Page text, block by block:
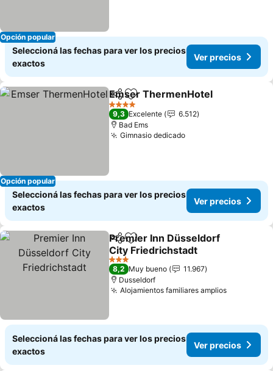
Opción popular
Seleccioná las fechas para ver los precios
exactos
Ver precios
Opción popular
CompartirAñadir a favoritos
Emser ThermenHotel
4 Estrellas
9,3 Excelente
6.512
Bad Ems
Gimnasio dedicadoVer precios
Seleccioná las fechas para ver los precios
exactos
Ver precios
CompartirAñadir a favoritos
Premier Inn Düsseldorf
City Friedrichstadt
Ver precios
3 Estrellas
8,2 Muy bueno
11.967
Dusseldorf
Alojamientos familiares ampliosVer
Seleccioná las fechas para ver los precios
exactos
Ver precios